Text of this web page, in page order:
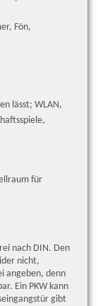
Fön,
lässt; WLAN,
für
nach DIN. Den
nicht,
angeben, denn
Ein PKW kann
gibt